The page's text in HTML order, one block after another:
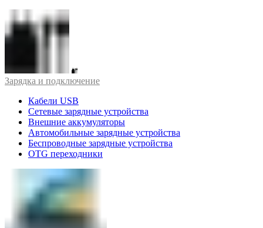
Зарядка и подключение
Кабели USB
Сетевые зарядные устройства
Внешние аккумуляторы
Автомобильные зарядные устройства
Беспроводные зарядные устройства
OTG переходники